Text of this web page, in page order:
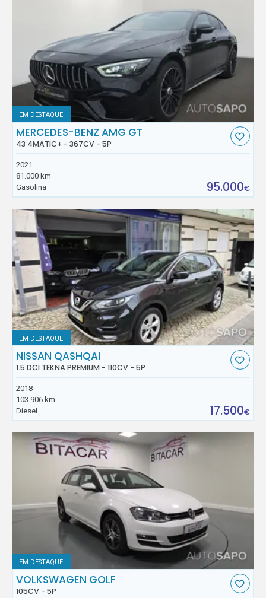
EM DESTAQUE
MERCEDES-BENZ AMG GT
43 4MATIC+ - 367CV - 5P
2021
81.000 km
Gasolina
95.000€
EM DESTAQUE
NISSAN QASHQAI
1.5 DCI TEKNA PREMIUM - 110CV - 5P
2018
103.906 km
Diesel
17.500€
EM DESTAQUE
VOLKSWAGEN GOLF
105CV - 5P